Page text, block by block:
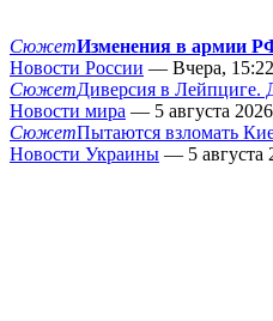
СюжетИзменения в армии
Новости России — Вчера, 15:22
СюжетДиверсия в Лейпциге.
Новости мира — 5 августа
СюжетПытаются взломать
Новости Украины — 5 августа